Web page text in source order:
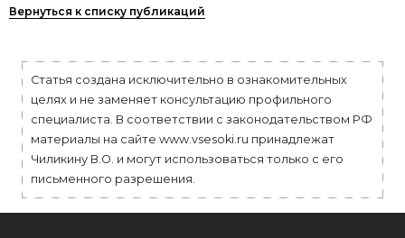
Вернуться к списку публикаций
Статья создана исключительно в ознакомительных
целях и не заменяет консультацию профильного
специалиста. В соответствии с законодательством РФ
материалы на сайте www.vsesoki.ru принадлежат
Чиликину В.О. и могут использоваться только с его
письменного разрешения.